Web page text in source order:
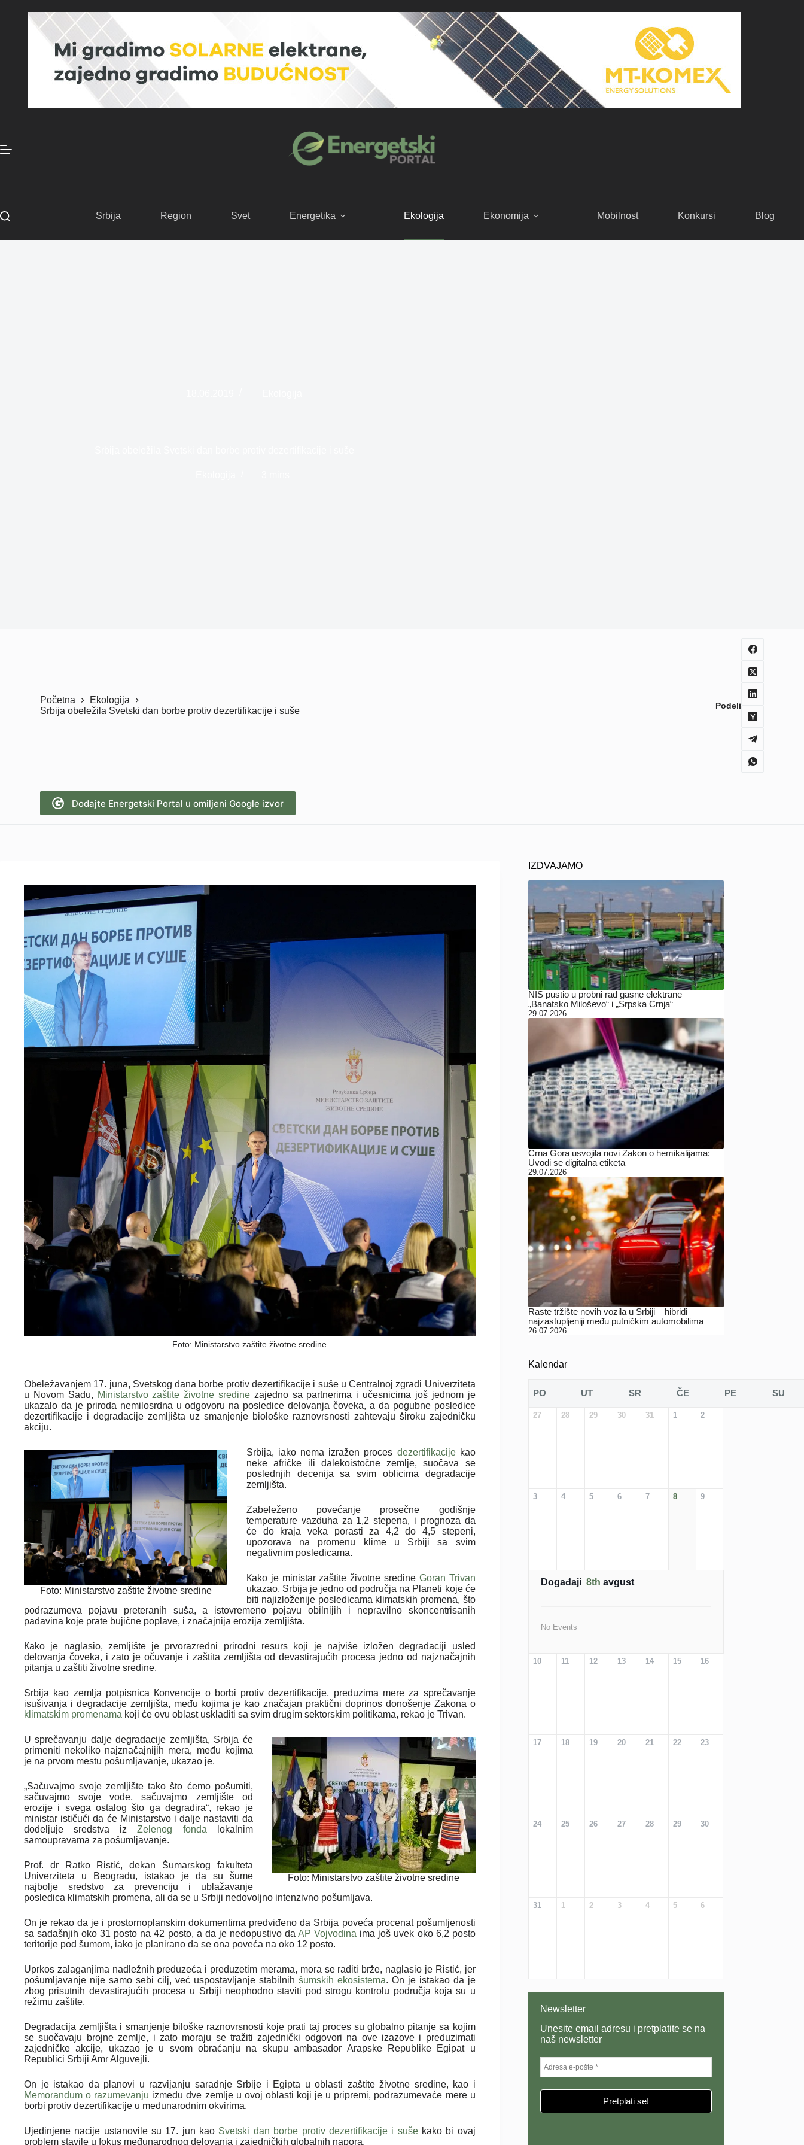
Srbija Region Svet Energetika Ekologija Ekonomija Mobilnost Konkursi Blog
Početna
Ekologija
Srbija obeležila Svetski dan borbe protiv dezertifikacije i suše
Podeli
Dodajte Energetski Portal u omiljeni Google izvor
Foto: Ministarstvo zaštite životne sredine
Obeležavanjem 17. juna, Svetskog dana borbe protiv dezertifikacije i suše u Centralnoj zgradi Univerziteta
u Novom Sadu, Ministarstvo zaštite životne sredine zajedno sa partnerima i učesnicima još jednom je
ukazalo da je priroda nemilosrdna u odgovoru na posledice delovanja čoveka, a da pogubne posledice
dezertifikacije i degradacije zemljišta uz smanjenje biološke raznovrsnosti zahtevaju široku zajedničku
akciju.
Foto: Ministarstvo zaštite životne sredine
Srbija, iako nema izražen proces dezertifikacijekao
neke afričke ili dalekoistočne zemlje, suočava se
poslednjih decenija sa svim oblicima degradacije
zemljišta.
Zabeleženo povećanje prosečne godišnje
temperature vazduha za 1,2 stepena, i prognoza da
će do kraja veka porasti za 4,2 do 4,5 stepeni,
upozorava na promenu klime u Srbiji sa svim
negativnim posledicama.
Кako je ministar zaštite životne sredine Goran Trivan
ukazao, Srbija je jedno od područja na Planeti koje će
biti najizloženije posledicama klimatskih promena, što
podrazumeva pojavu preteranih suša, a istovremeno pojavu obilnijih i nepravilno skoncentrisanih
padavina koje prate bujične poplave, i značajnija erozija zemljišta.
Кako je naglasio, zemljište je prvorazredni prirodni resurs koji je najviše izložen degradaciji usled
delovanja čoveka, i zato je očuvanje i zaštita zemljišta od devastirajućih procesa jedno od najznačajnih
pitanja u zaštiti životne sredine.
Srbija kao zemlja potpisnica Кonvencije o borbi protiv dezertifikacije, preduzima mere za sprečavanje
isušivanja i degradacije zemljišta, među kojima je kao značajan praktični doprinos donošenje Zakona o
klimatskim promenama koji će ovu oblast uskladiti sa svim drugim sektorskim politikama, rekao je Trivan.
Foto: Ministarstvo zaštite životne sredine
U sprečavanju dalje degradacije zemljišta, Srbija će
primeniti nekoliko najznačajnijih mera, među kojima
je na prvom mestu pošumljavanje, ukazao je.
„Sačuvajmo svoje zemljište tako što ćemo pošumiti,
sačuvajmo svoje vode, sačuvajmo zemljište od
erozije i svega ostalog što ga degradira“, rekao je
ministar ističući da će Ministarstvo i dalje nastaviti da
dodeljuje sredstva izZelenog fonda lokalnim
samoupravama za pošumljavanje.
Prof. dr Ratko Ristić, dekan Šumarskog fakulteta
Univerziteta u Beogradu, istakao je da su šume
najbolje sredstvo za prevenciju i ublažavanje
posledica klimatskih promena, ali da se u Srbiji nedovoljno intenzivno pošumljava.
On je rekao da je i prostornoplanskim dokumentima predviđeno da Srbija poveća procenat pošumljenosti
sa sadašnjih oko 31 posto na 42 posto, a da je nedopustivo daAP Vojvodina ima još uvek oko 6,2 posto
teritorije pod šumom, iako je planirano da se ona poveća na oko 12 posto.
Uprkos zalaganjima nadležnih preduzeća i preduzetim merama, mora se raditi brže, naglasio je Ristić, jer
pošumljavanje nije samo sebi cilj, već uspostavljanje stabilnih šumskih ekosistema. On je istakao da je
zbog prisutnih devastirajućih procesa u Srbiji neophodno staviti pod strogu kontrolu područja koja su u
režimu zaštite.
Degradacija zemljišta i smanjenje biloške raznovrsnosti koje prati taj proces su globalno pitanje sa kojim
se suočavaju brojne zemlje, i zato moraju se tražiti zajednički odgovori na ove izazove i preduzimati
zajedničke akcije, ukazao je u svom obraćanju na skupu ambasador Arapske Republike Egipat u
Republici Srbiji Amr Alguvejli.
On je istakao da planovi u razvijanju saradnje Srbije i Egipta u oblasti zaštite životne sredine, kao i
Memorandum o razumevanju između dve zemlje u ovoj oblasti koji je u pripremi, podrazumevaće mere u
borbi protiv dezertifikacije u međunarodnim okvirima.
Ujedinjene nacije ustanovile su 17. jun kao Svetski dan borbe protiv dezertifikacije i sušekako bi ovaj
problem stavile u fokus međunarodnog delovanja i zajedničkih globalnih napora.
IZDVAJAMO
NIS pustio u probni rad gasne elektrane
„Banatsko Miloševo“ i „Srpska Crnja“
29.07.2026
Crna Gora usvojila novi Zakon o hemikalijama:
Uvodi se digitalna etiketa
29.07.2026
Raste tržište novih vozila u Srbiji – hibridi
najzastupljeniji među putničkim automobilima
26.07.2026
Kalendar
PO UT SR ČE PE SU
27 28 29 30 31 1 2
3 4 5 6 7 8 9
Događaji 8th avgust
No Events
10 11 12 13 14 15 16
17 18 19 20 21 22 23
24 25 26 27 28 29 30
31 1 2 3 4 5 6
Newsletter
Unesite email adresu i pretplatite se na
naš newsletter